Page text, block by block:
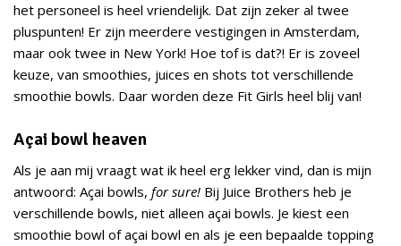
het personeel is heel vriendelijk. Dat zijn zeker al twee
pluspunten! Er zijn meerdere vestigingen in Amsterdam,
maar ook twee in New York! Hoe tof is dat?! Er is zoveel
keuze, van smoothies, juices en shots tot verschillende
smoothie bowls. Daar worden deze Fit Girls heel blij van!
Açai bowl heaven
Als je aan mij vraagt wat ik heel erg lekker vind, dan is mijn
antwoord: Açai bowls, for sure! Bij Juice Brothers heb je
verschillende bowls, niet alleen açai bowls. Je kiest een
smoothie bowl of açai bowl en als je een bepaalde topping